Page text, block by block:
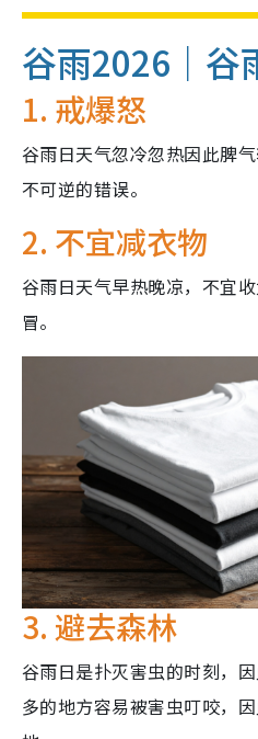
谷雨2026｜谷
1. 戒爆怒
谷雨日天气忽冷忽热因此脾
不可逆的错误。
2. 不宜减衣物
谷雨日天气早热晚凉，不宜
冒。
3. 避去森林
谷雨日是扑灭害虫的时刻，
多的地方容易被害虫叮咬，